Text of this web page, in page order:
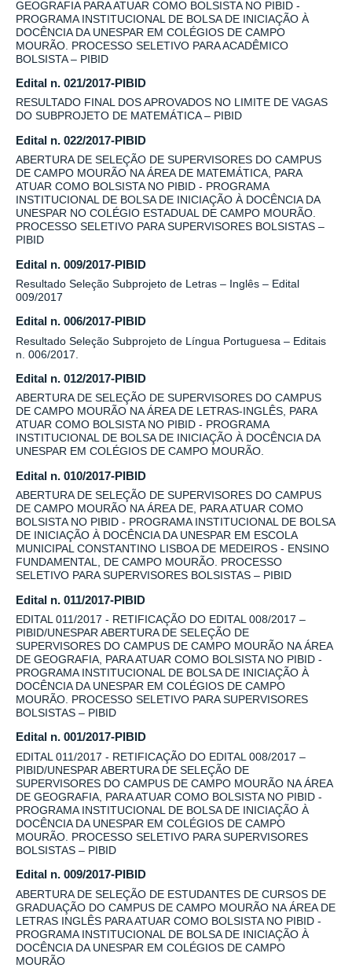
GEOGRAFIA PARA ATUAR COMO BOLSISTA NO PIBID -
PROGRAMA INSTITUCIONAL DE BOLSA DE INICIAÇÃO À
DOCÊNCIA DA UNESPAR EM COLÉGIOS DE CAMPO
MOURÃO. PROCESSO SELETIVO PARA ACADÊMICO
BOLSISTA – PIBID
Edital n. 021/2017-PIBID
RESULTADO FINAL DOS APROVADOS NO LIMITE DE VAGAS
DO SUBPROJETO DE MATEMÁTICA – PIBID
Edital n. 022/2017-PIBID
ABERTURA DE SELEÇÃO DE SUPERVISORES DO CAMPUS
DE CAMPO MOURÃO NA ÁREA DE MATEMÁTICA, PARA
ATUAR COMO BOLSISTA NO PIBID - PROGRAMA
INSTITUCIONAL DE BOLSA DE INICIAÇÃO À DOCÊNCIA DA
UNESPAR NO COLÉGIO ESTADUAL DE CAMPO MOURÃO.
PROCESSO SELETIVO PARA SUPERVISORES BOLSISTAS –
PIBID
Edital n. 009/2017-PIBID
Resultado Seleção Subprojeto de Letras – Inglês – Edital
009/2017
Edital n. 006/2017-PIBID
Resultado Seleção Subprojeto de Língua Portuguesa – Editais
n. 006/2017.
Edital n. 012/2017-PIBID
ABERTURA DE SELEÇÃO DE SUPERVISORES DO CAMPUS
DE CAMPO MOURÃO NA ÁREA DE LETRAS-INGLÊS, PARA
ATUAR COMO BOLSISTA NO PIBID - PROGRAMA
INSTITUCIONAL DE BOLSA DE INICIAÇÃO À DOCÊNCIA DA
UNESPAR EM COLÉGIOS DE CAMPO MOURÃO.
Edital n. 010/2017-PIBID
ABERTURA DE SELEÇÃO DE SUPERVISORES DO CAMPUS
DE CAMPO MOURÃO NA ÁREA DE, PARA ATUAR COMO
BOLSISTA NO PIBID - PROGRAMA INSTITUCIONAL DE BOLSA
DE INICIAÇÃO À DOCÊNCIA DA UNESPAR EM ESCOLA
MUNICIPAL CONSTANTINO LISBOA DE MEDEIROS - ENSINO
FUNDAMENTAL, DE CAMPO MOURÃO. PROCESSO
SELETIVO PARA SUPERVISORES BOLSISTAS – PIBID
Edital n. 011/2017-PIBID
EDITAL 011/2017 - RETIFICAÇÃO DO EDITAL 008/2017 –
PIBID/UNESPAR ABERTURA DE SELEÇÃO DE
SUPERVISORES DO CAMPUS DE CAMPO MOURÃO NA ÁREA
DE GEOGRAFIA, PARA ATUAR COMO BOLSISTA NO PIBID -
PROGRAMA INSTITUCIONAL DE BOLSA DE INICIAÇÃO À
DOCÊNCIA DA UNESPAR EM COLÉGIOS DE CAMPO
MOURÃO. PROCESSO SELETIVO PARA SUPERVISORES
BOLSISTAS – PIBID
Edital n. 001/2017-PIBID
EDITAL 011/2017 - RETIFICAÇÃO DO EDITAL 008/2017 –
PIBID/UNESPAR ABERTURA DE SELEÇÃO DE
SUPERVISORES DO CAMPUS DE CAMPO MOURÃO NA ÁREA
DE GEOGRAFIA, PARA ATUAR COMO BOLSISTA NO PIBID -
PROGRAMA INSTITUCIONAL DE BOLSA DE INICIAÇÃO À
DOCÊNCIA DA UNESPAR EM COLÉGIOS DE CAMPO
MOURÃO. PROCESSO SELETIVO PARA SUPERVISORES
BOLSISTAS – PIBID
Edital n. 009/2017-PIBID
ABERTURA DE SELEÇÃO DE ESTUDANTES DE CURSOS DE
GRADUAÇÃO DO CAMPUS DE CAMPO MOURÃO NA ÁREA DE
LETRAS INGLÊS PARA ATUAR COMO BOLSISTA NO PIBID -
PROGRAMA INSTITUCIONAL DE BOLSA DE INICIAÇÃO À
DOCÊNCIA DA UNESPAR EM COLÉGIOS DE CAMPO
MOURÃO